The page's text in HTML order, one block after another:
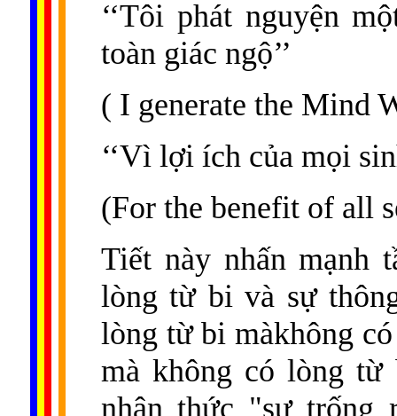
‘‘Tôi phát nguyện
toàn giác ngộ’’
( I generate the Mind
‘‘Vì lợi ích của mọi
(For the benefit of all
Tiết này nhấn mạnh
lòng từ bi và sự
lòng từ bi màkhông
mà không có lòng
nhận thức "sự trống